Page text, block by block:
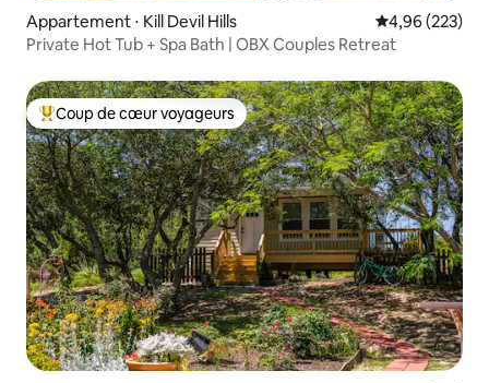
Appartement ⋅ Kill Devil Hills Évaluation
4,96 (223)
Private Hot Tub + Spa Bath | OBX Couples Retreat
Coups de cœur voyageurs les plus appréciés
Coup de cœur voyageurs